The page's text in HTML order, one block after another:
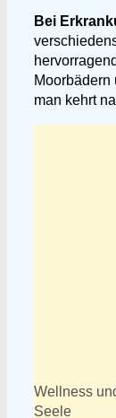
Bei
man kehrt
Wellness
Seele